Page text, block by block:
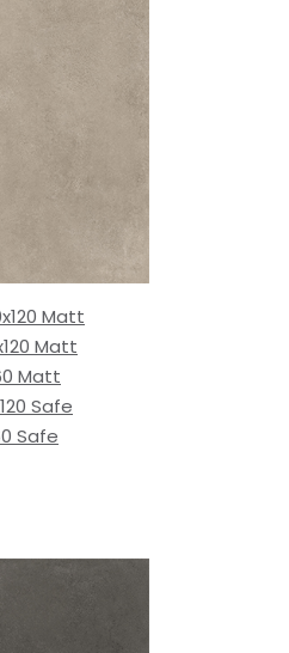
Matt
Matt
Matt
Safe
Safe